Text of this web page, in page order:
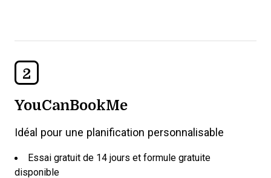
2
YouCanBookMe
Idéal pour une planification personnalisable
Essai gratuit de 14 jours et formule gratuite
disponible